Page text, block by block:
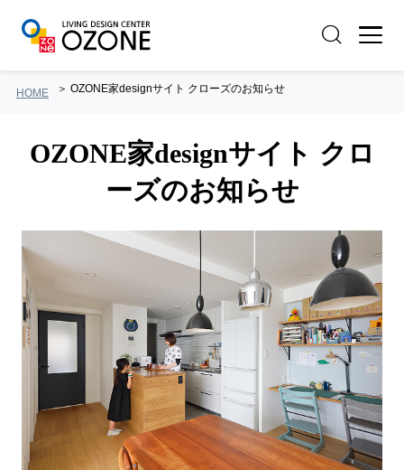
HOME OZONE家designサイト クローズのお知らせ
OZONE家designサイト クロ
ーズのお知らせ